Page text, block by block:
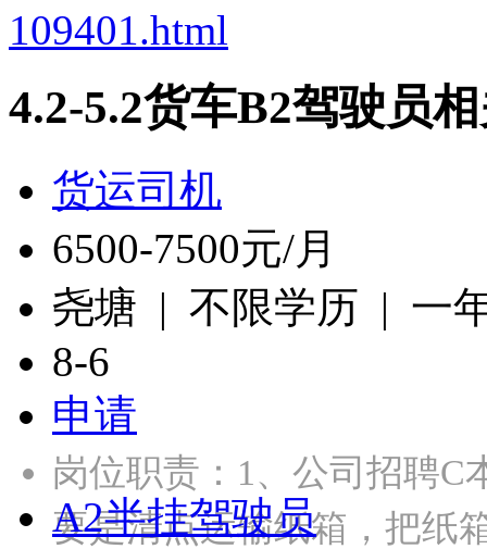
109401.html
4.2-5.2货车B2驾驶员
货运司机
6500-7500元/月
尧塘 | 不限学历 | 一
8-6
申请
岗位职责：1、公司招聘C
要是清点运输纸箱，把
A2半挂驾驶员